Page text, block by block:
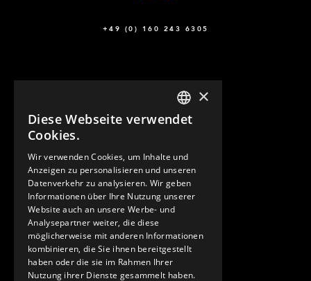
+49 (0) 160 243 6305
KONTAKT
ENGLISH
×
Diese Webseite verwendet
Cookies.
Wir verwenden Cookies, um Inhalte und
Anzeigen zu personalisieren und unseren
Datenverkehr zu analysieren. Wir geben
Informationen über Ihre Nutzung unserer
Website auch an unsere Werbe- und
Analysepartner weiter, die diese
möglicherweise mit anderen Informationen
kombinieren, die Sie ihnen bereitgestellt
haben oder die sie im Rahmen Ihrer
Nutzung ihrer Dienste gesammelt haben.